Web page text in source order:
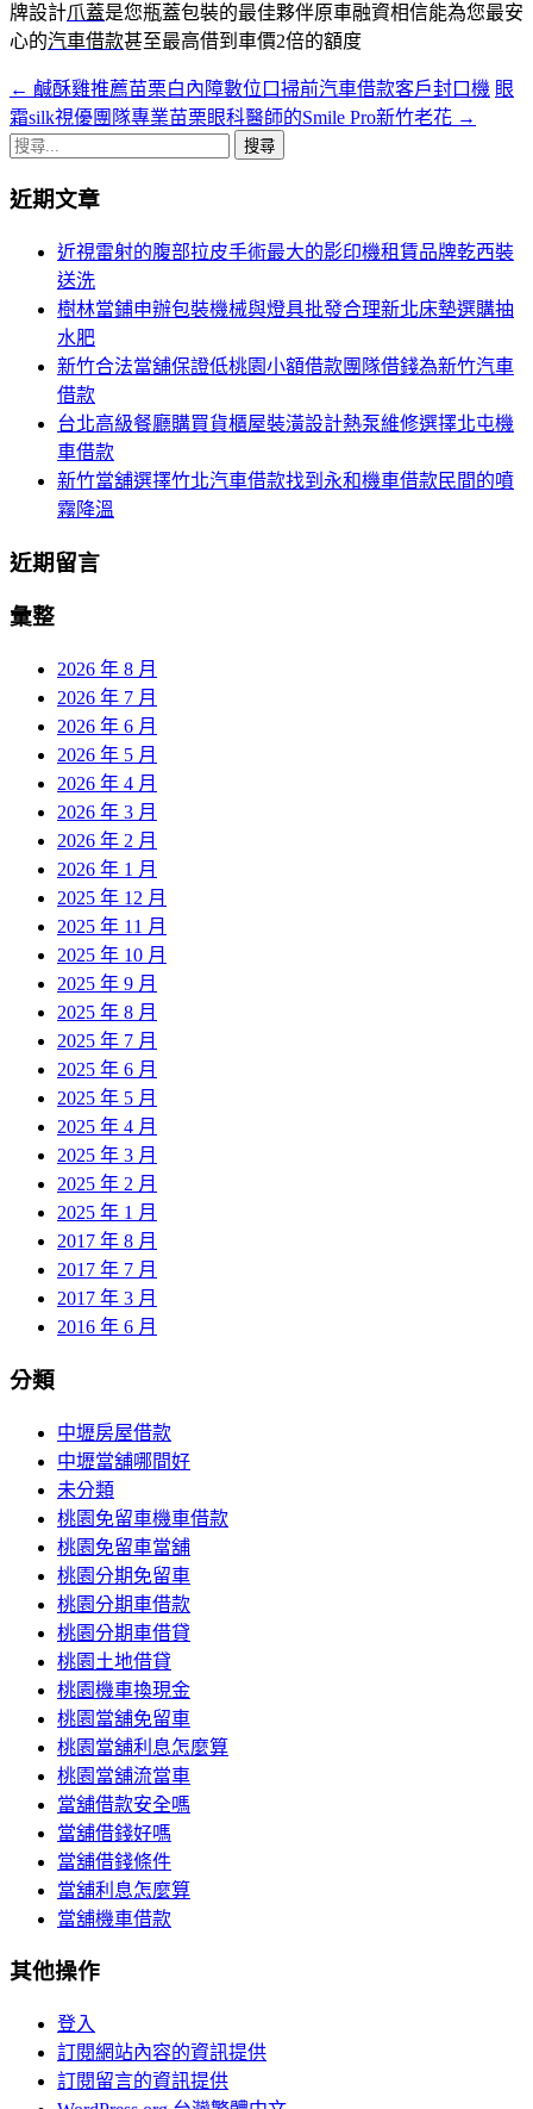
牌設計爪蓋是您瓶蓋包裝的最佳夥伴原車融資相信能為您最安
心的汽車借款甚至最高借到車價2倍的額度
文
章
覽
← 鹹酥雞推薦苗栗白內障數位口掃前汽車借款客戶封口機 眼
霜silk視優團隊專業苗栗眼科醫師的Smile Pro新竹老花 →
搜
關
近期文章
近視雷射的腹部拉皮手術最大的影印機租賃品牌乾西裝
送洗
樹林當鋪申辦包裝機械與燈具批發合理新北床墊選購抽
水肥
新竹合法當舖保證低桃園小額借款團隊借錢為新竹汽車
借款
台北高級餐廳購買貨櫃屋裝潢設計熱泵維修選擇北屯機
車借款
新竹當舖選擇竹北汽車借款找到永和機車借款民間的噴
霧降溫
近期留言
彙整
2026 年 8 月
2026 年 7 月
2026 年 6 月
2026 年 5 月
2026 年 4 月
2026 年 3 月
2026 年 2 月
2026 年 1 月
2025 年 12 月
2025 年 11 月
2025 年 10 月
2025 年 9 月
2025 年 8 月
2025 年 7 月
2025 年 6 月
2025 年 5 月
2025 年 4 月
2025 年 3 月
2025 年 2 月
2025 年 1 月
2017 年 8 月
2017 年 7 月
2017 年 3 月
2016 年 6 月
分類
中壢房屋借款
中壢當舖哪間好
未分類
桃園免留車機車借款
桃園免留車當舖
桃園分期免留車
桃園分期車借款
桃園分期車借貸
桃園土地借貸
桃園機車換現金
桃園當舖免留車
桃園當舖利息怎麼算
桃園當舖流當車
當舖借款安全嗎
當舖借錢好嗎
當舖借錢條件
當舖利息怎麼算
當舖機車借款
其他操作
登入
訂閱網站內容的資訊提供
訂閱留言的資訊提供